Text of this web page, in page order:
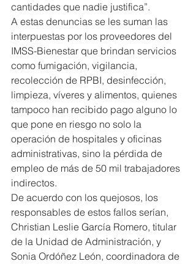
cantidades que nadie justifica”.
A estas denuncias se les suman las
interpuestas por los proveedores del
IMSS-Bienestar que brindan servicios
como fumigación, vigilancia,
recolección de RPBI, desinfección,
limpieza, víveres y alimentos, quienes
tampoco han recibido pago alguno lo
que pone en riesgo no solo la
operación de hospitales y oficinas
administrativas, sino la pérdida de
empleo de más de 50 mil trabajadores
indirectos.
De acuerdo con los quejosos, los
responsables de estos fallos serían,
Christian Leslie García Romero, titular
de la Unidad de Administración, y
Sonia Ordóñez León, coordinadora de